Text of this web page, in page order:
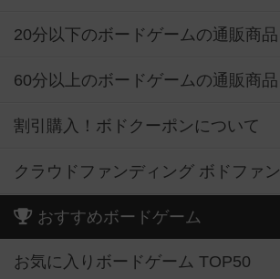
20分以下のボードゲームの通販商品
60分以上のボードゲームの通販商品
割引購入！ボドクーポンについて
クラウドファンディング ボドファン
おすすめボードゲーム
お気に入りボードゲーム TOP50